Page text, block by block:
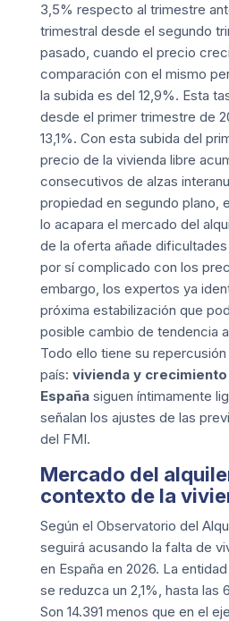
3,5% respecto al trimestre
trimestral desde el segundo
pasado, cuando el precio
comparación con el mismo
la subida es del 12,9%. Esta
desde el primer trimestre de
13,1%. Con esta subida del
precio de la vivienda libre
consecutivos de alzas
propiedad en segundo plano,
lo acapara el mercado del
de la oferta añade
por sí complicado con los
embargo, los expertos ya
próxima estabilización que
posible cambio de tendencia
Todo ello tiene su
país: vivienda y
Españasiguen íntimamente
señalan los ajustes de las
del FMI.
Mercado del
contexto de la
Según el Observatorio del
seguirá acusando la falta de
en España en 2026. La
se reduzca un 2,1%, hasta las
Son 14.391 menos que en el